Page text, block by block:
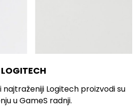
najtraženiji Logitech proizvodi su
u GameS radnji.